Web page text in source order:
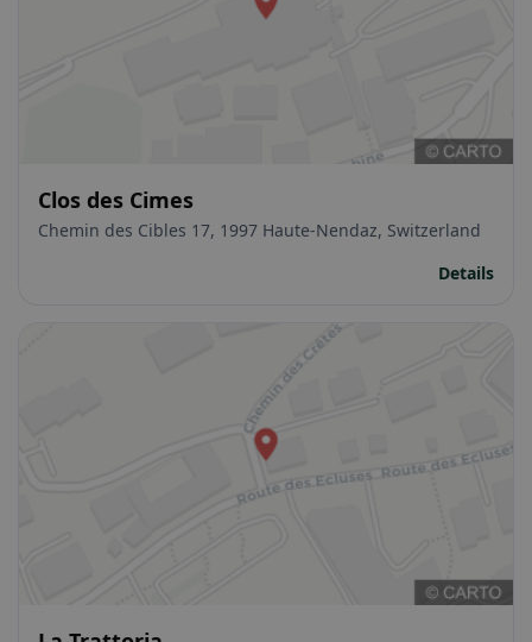
Clos des Cimes
Chemin des Cibles 17, 1997 Haute-Nendaz, Switzerland
Details